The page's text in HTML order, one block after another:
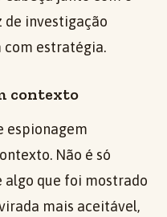
de investigação
com estratégia.
contexto
espionagem
Não é só
algo que foi mostrado
mais aceitável,